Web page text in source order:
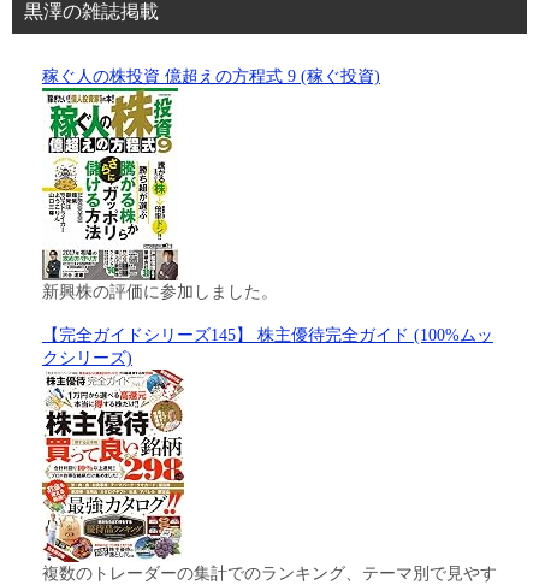
黒澤の雑誌掲載
稼ぐ人の株投資 億超えの方程式 9 (稼ぐ投資)
新興株の評価に参加しました。
【完全ガイドシリーズ145】 株主優待完全ガイド (100%ムッ
クシリーズ)
複数のトレーダーの集計でのランキング、テーマ別で見やす